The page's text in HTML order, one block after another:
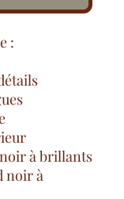
:
à brillants
noir à